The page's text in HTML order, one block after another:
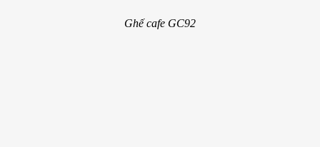
Ghế cafe GC92